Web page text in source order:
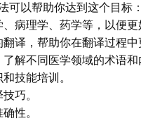
可以帮助你达到这个目标：
病理学、药学等，以便更
译，帮助你在翻译过程中
解不同医学领域的术语和
技能培训。
巧。
性。